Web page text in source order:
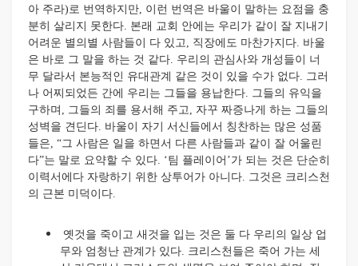
아 주라)로 번역하지만, 이런 번역은 바울이 말하는 요점을 충
분히 살리지 못한다. 본래 교회 안에는 우리가 같이 잘 지내기
어려운 별의별 사람들이 다 있고, 직장에도 마찬가지다. 바울
은 바로 그 말을 하는 것 같다. 우리의 관심사와 개성들이 너
무 달라서 본능적인 유대관계 같은 것이 있을 수가 없다. 그러
나 어찌되었든 간에 우리는 그들을 용납한다. 그들의 유익을
구하며, 그들의 죄를 용서해 주고, 자꾸 짜증나게 하는 그들의
성벽을 견딘다. 바울이 자기 서신들에서 칭찬하는 많은 성품
들은, “그 사람은 일을 하면서 다른 사람들과 같이 잘 어울린
다”는 말로 요약할 수 있다. ‘팀 플레이어’가 되는 것은 단순히
이력서에다 자랑하기 위한 상투어가 아니다. 그것은 크리스천
의 근본 미덕이다.
옛것을 죽이고 새것을 입는 것은 둘 다 우리의 일상 업
무와 엄청난 관계가 있다. 크리스천들은 죽어 가는 세